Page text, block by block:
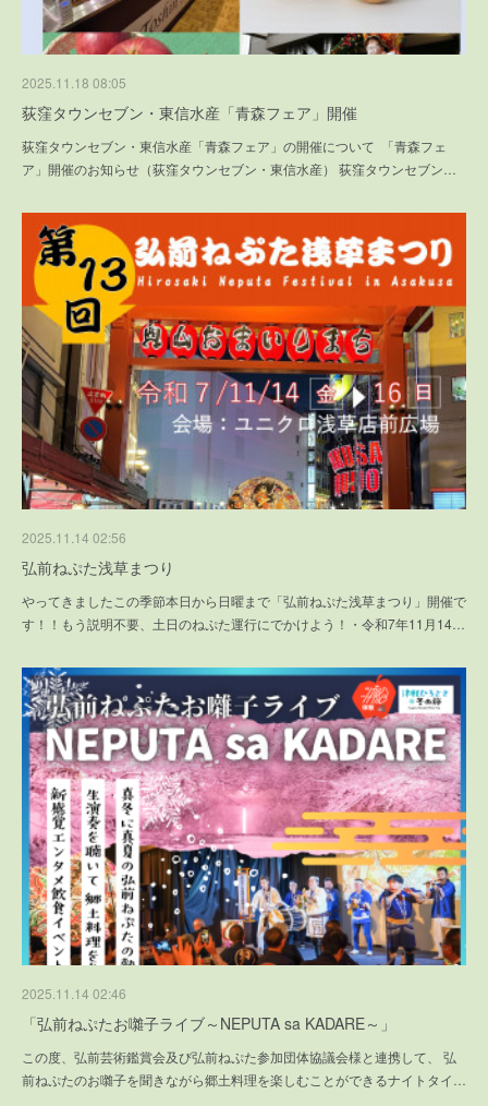
2025.11.18 08:05
荻窪タウンセブン・東信水産「青森フェア」開催
荻窪タウンセブン・東信水産「青森フェア」の開催について 「青森フェ
ア」開催のお知らせ（荻窪タウンセブン・東信水産） 荻窪タウンセブン…
2025.11.14 02:56
弘前ねぷた浅草まつり
やってきましたこの季節本日から日曜まで「弘前ねぷた浅草まつり」開催で
す！！もう説明不要、土日のねぷた運行にでかけよう！・令和7年11月14…
2025.11.14 02:46
「弘前ねぷたお囃子ライブ～NEPUTA sa KADARE～」
この度、弘前芸術鑑賞会及び弘前ねぷた参加団体協議会様と連携して、 弘
前ねぷたのお囃子を聞きながら郷土料理を楽しむことができるナイトタイ…